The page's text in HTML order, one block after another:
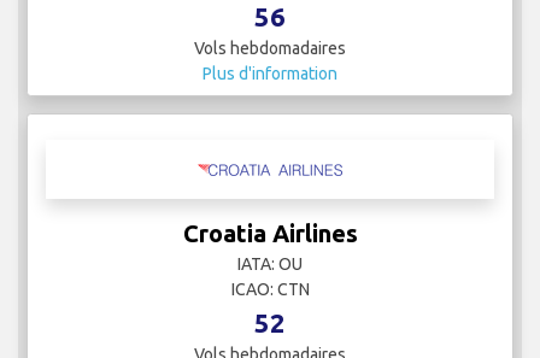
56
Vols hebdomadaires
Plus d'information
Croatia Airlines
IATA: OU
ICAO: CTN
52